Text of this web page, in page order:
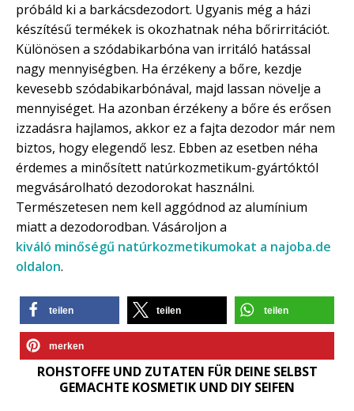
próbáld ki a barkácsdezodort. Ugyanis még a házi
készítésű termékek is okozhatnak néha bőrirritációt.
Különösen a szódabikarbóna van irritáló hatással
nagy mennyiségben. Ha érzékeny a bőre, kezdje
kevesebb szódabikarbónával, majd lassan növelje a
mennyiséget. Ha azonban érzékeny a bőre és erősen
izzadásra hajlamos, akkor ez a fajta dezodor már nem
biztos, hogy elegendő lesz. Ebben az esetben néha
érdemes a minősített natúrkozmetikum-gyártóktól
megvásárolható dezodorokat használni.
Természetesen nem kell aggódnod az alumínium
miatt a dezodorodban. Vásároljon a
kiváló minőségű natúrkozmetikumokat a najoba.de
oldalon.
teilen teilen teilen
merken
ROHSTOFFE UND ZUTATEN FÜR DEINE SELBST
GEMACHTE KOSMETIK UND DIY SEIFEN